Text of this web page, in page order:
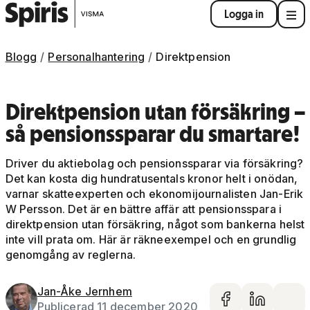
Logga in
Blogg Personalhantering Direktpension
Direktpension utan försäkring –
så pensionssparar du smartare!
Driver du aktiebolag och pensionssparar via försäkring?
Det kan kosta dig hundratusentals kronor helt i onödan,
varnar skatteexperten och ekonomijournalisten Jan-Erik
W Persson. Det är en bättre affär att pensionsspara i
direktpension utan försäkring, något som bankerna helst
inte vill prata om. Här är räkneexempel och en grundlig
genomgång av reglerna.
Jan-Åke Jernhem
Publicerad 11 december 2020